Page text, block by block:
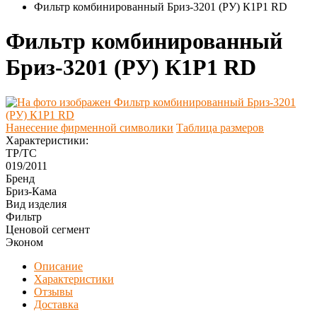
Фильтр комбинированный Бриз-3201 (РУ) К1Р1 RD
Фильтр комбинированный
Бриз-3201 (РУ) К1Р1 RD
Нанесение фирменной символики Таблица размеров
Характеристики:
ТР/ТС
019/2011
Бренд
Бриз-Кама
Вид изделия
Фильтр
Ценовой сегмент
Эконом
Описание
Характеристики
Отзывы
Доставка